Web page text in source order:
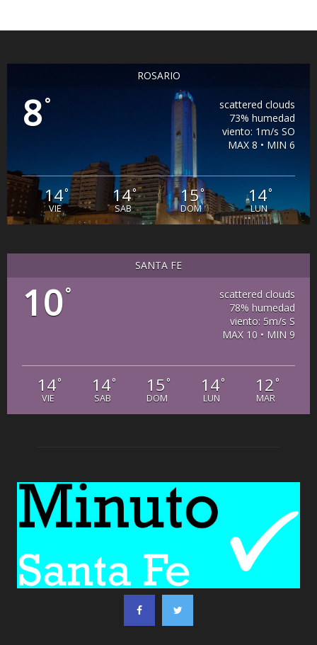
ROSARIO
8°
scattered clouds
73% humedad
viento: 1m/s SO
MAX 8 • MIN 6
14°
VIE
14°
SAB
15°
DOM
14°
LUN
SANTA FE
10°
scattered clouds
78% humedad
viento: 5m/s S
MAX 10 • MIN 9
14°
VIE
14°
SAB
15 °
DOM
14°
LUN
12 °
MAR